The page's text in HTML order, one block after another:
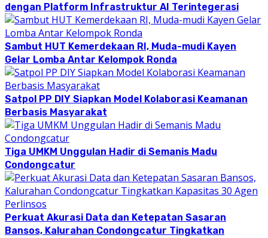
dengan Platform Infrastruktur AI Terintegerasi
Sambut HUT Kemerdekaan RI, Muda-mudi Kayen
Gelar Lomba Antar Kelompok Ronda
Satpol PP DIY Siapkan Model Kolaborasi Keamanan
Berbasis Masyarakat
Tiga UMKM Unggulan Hadir di Semanis Madu
Condongcatur
Perkuat Akurasi Data dan Ketepatan Sasaran
Bansos, Kalurahan Condongcatur Tingkatkan